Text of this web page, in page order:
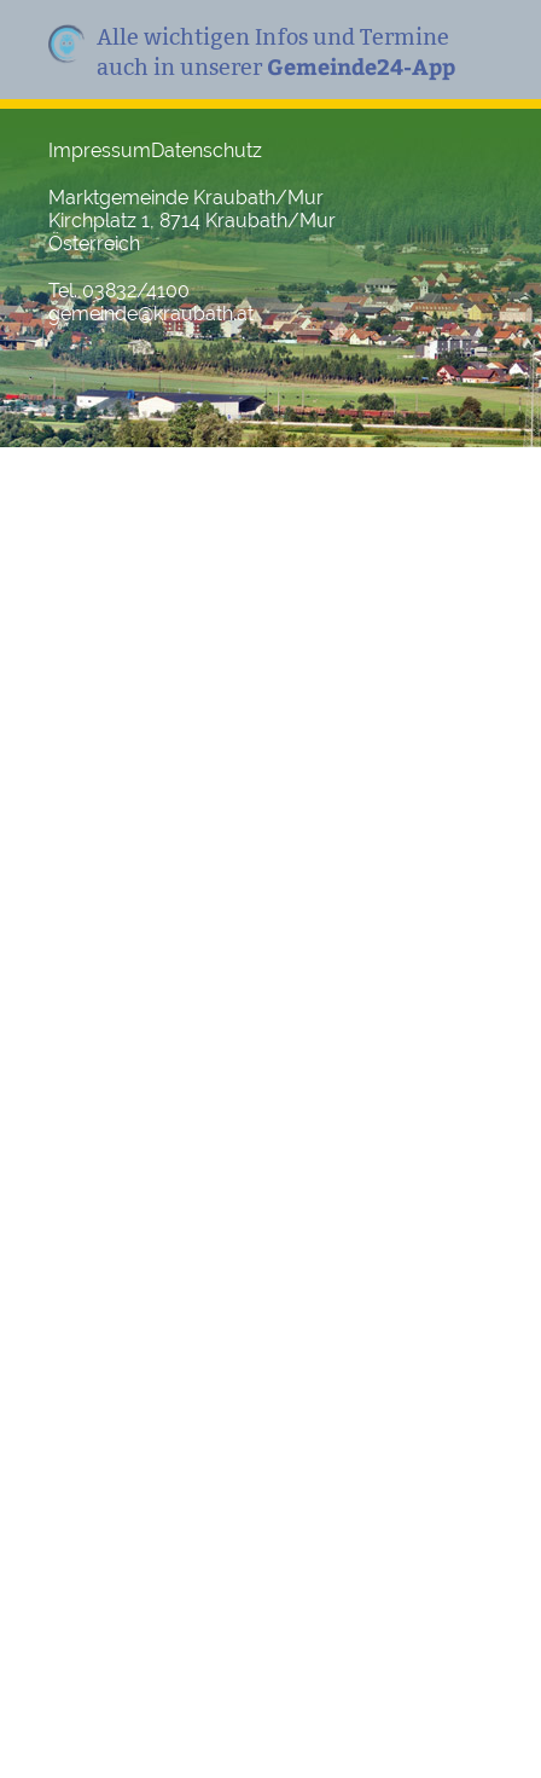
Alle wichtigen Infos und Termine
auch in unserer Gemeinde24-App
ImpressumDatenschutz
Marktgemeinde Kraubath/Mur
Kirchplatz 1, 8714 Kraubath/Mur
Österreich
Tel. 03832/4100
gemeinde@kraubath.at